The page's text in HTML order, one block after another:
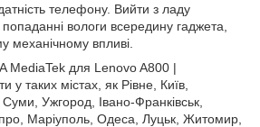
телефону. Вийти з ладу
вологи всередину гаджета,
механічному впливі.
MediaTek для Lenovo A800 |
таких містах, як Рівне, Київ,
Ужгород, Івано-Франківськ,
Маріуполь, Одеса, Луцьк, Житомир,